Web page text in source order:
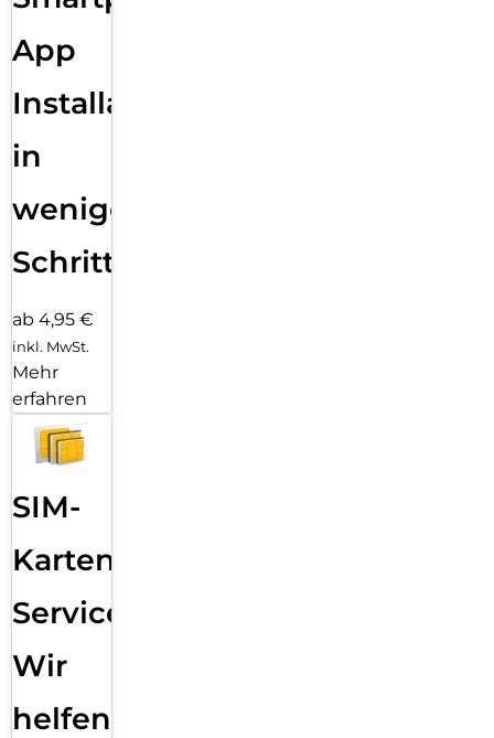
App
Installation
in
wenigen
Schritten
ab 4,95 €
inkl. MwSt.
Mehr
erfahren
SIM-
Karten
Service:
Wir
helfen